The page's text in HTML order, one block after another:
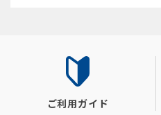
ご利用ガイド